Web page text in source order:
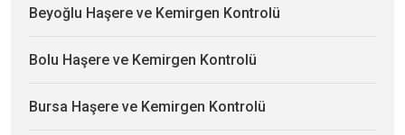
Beyoğlu Haşere ve Kemirgen Kontrolü
Bolu Haşere ve Kemirgen Kontrolü
Bursa Haşere ve Kemirgen Kontrolü